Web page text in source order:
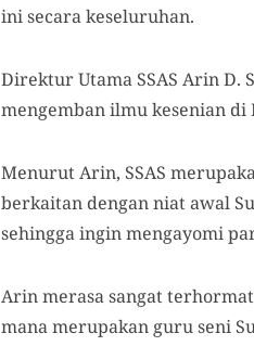
ini secara keseluruhan.
Direktur Utama SSAS Arin D.
mengemban ilmu kesenian
Menurut Arin, SSAS
berkaitan dengan niat awal
sehingga ingin mengayomi
Arin merasa sangat
mana merupakan guru seni